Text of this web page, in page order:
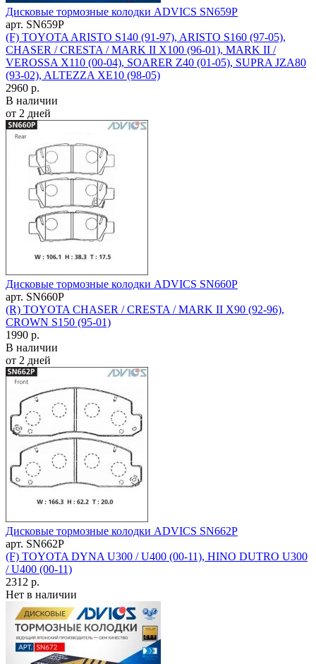
Дисковые тормозные колодки ADVICS SN659P
арт. SN659P
(F) TOYOTA ARISTO S140 (91-97), ARISTO S160 (97-05),
CHASER / CRESTA / MARK II X100 (96-01), MARK II /
VEROSSA X110 (00-04), SOARER Z40 (01-05), SUPRA JZA80
(93-02), ALTEZZA XE10 (98-05)
2960 р.
В наличии
от 2 дней
Дисковые тормозные колодки ADVICS SN660P
арт. SN660P
(R) TOYOTA CHASER / CRESTA / MARK II X90 (92-96),
CROWN S150 (95-01)
1990 р.
В наличии
от 2 дней
Дисковые тормозные колодки ADVICS SN662P
арт. SN662P
(F) TOYOTA DYNA U300 / U400 (00-11), HINO DUTRO U300
/ U400 (00-11)
2312 р.
Нет в наличии